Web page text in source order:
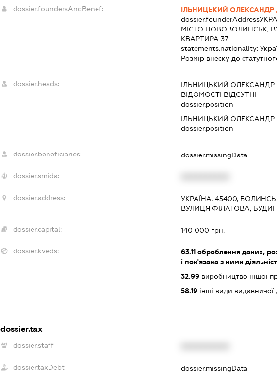
dossier.foundersAndBenef:
ІЛЬНИЦЬКИЙ
dossier.founderAddress
МІСТО НОВОВОЛИНСЬК,
КВАРТИРА 37
statements.nationality:
Розмір внеску до
dossier.heads: ІЛЬНИЦЬКИЙ
ВІДОМОСТІ ВІДСУТНІ
dossier.position -
ІЛЬНИЦЬКИЙ
dossier.position -
dossier.beneficiaries: dossier.missingData
dossier.smida:
dossier.address:
УКРАЇНА, 45400,
ВУЛИЦЯ ФІЛАТОВА,
dossier.capital: 140 000 грн.
dossier.kveds: 63.11оброблення даних,
і пов'язана з ними
32.99виробництво іншої
58.19інші види видавничої
dossier.tax
dossier.staff
dossier.taxDebt dossier.missingData